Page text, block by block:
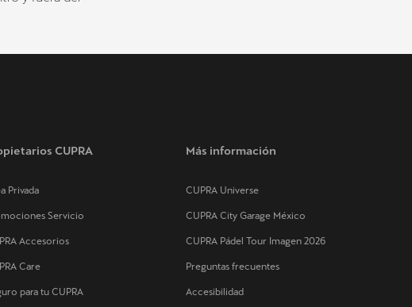
CUPRA
Privada
Servicio
Accesorios
Care
para tu CUPRA
Más información
CUPRA Universe
CUPRA City Garage México
CUPRA Pádel Tour Imagen 2026
Preguntas frecuentes
Accesibilidad